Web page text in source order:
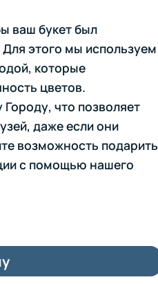
ваш букет был
этого мы используем
которые
цветов.
что позволяет
даже если они
возможность подарить
с помощью нашего